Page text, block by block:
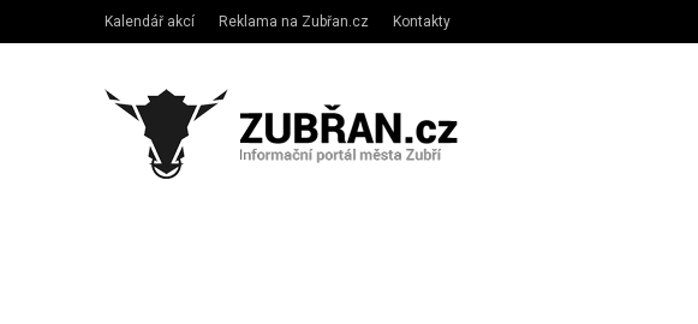
Kalendář akcí Reklama na Zubřan.cz Kontakty